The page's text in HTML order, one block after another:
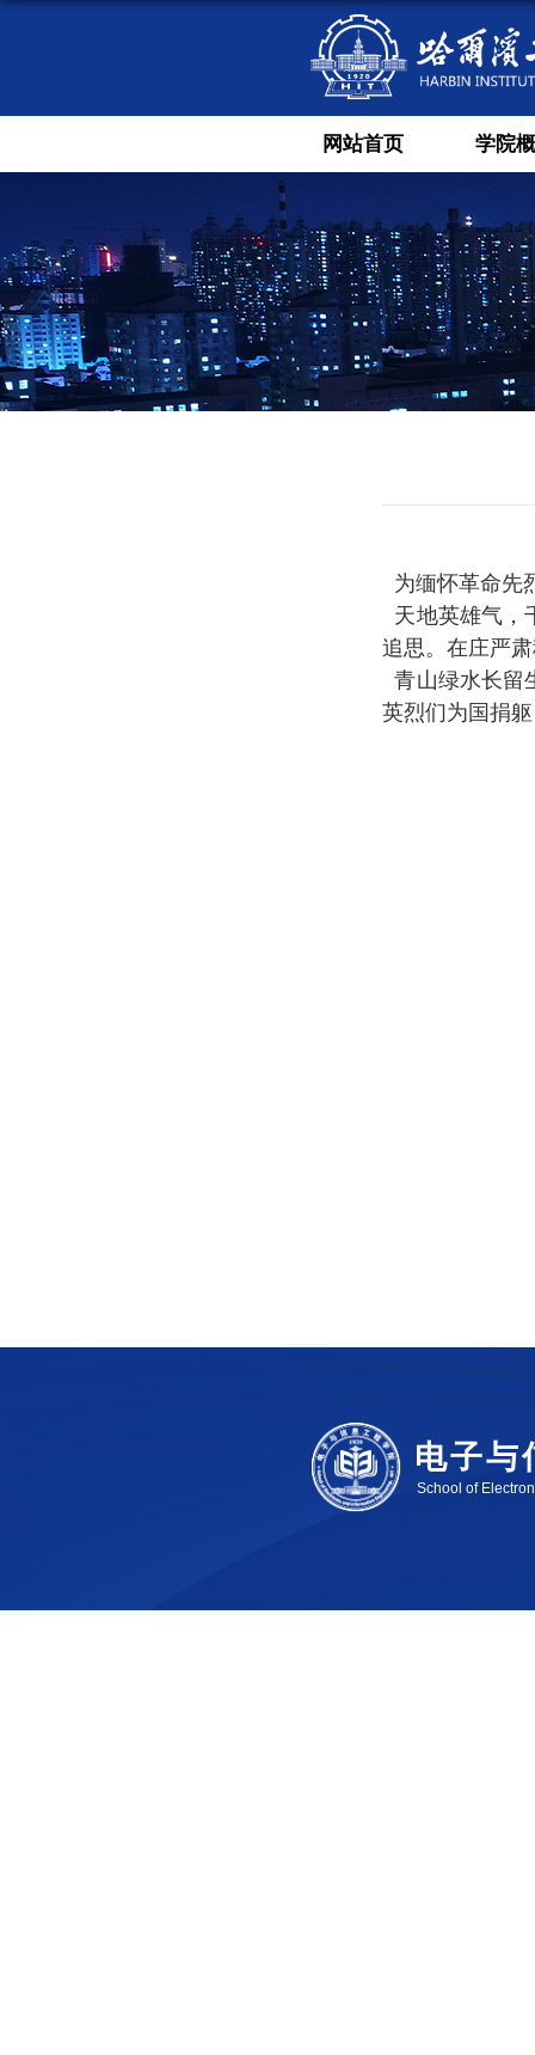
网站首页 学院
为缅怀革命先
天地英雄气，
追思。在庄严
青山绿水长留
英烈们为国捐